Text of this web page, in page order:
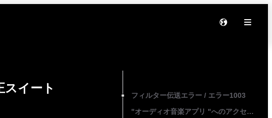
イート
フィルター伝送エラー / エラー1003
"オーディオ音楽アプリ "へのアクセス許可